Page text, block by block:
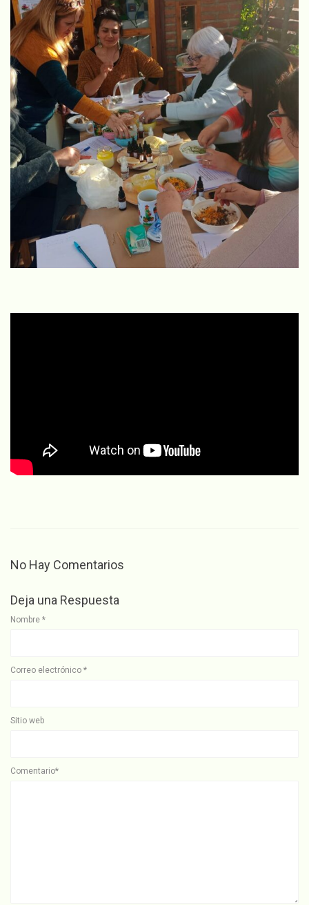
No Hay Comentarios
Deja una Respuesta
Nombre *
Correo electrónico *
Sitio web
Comentario*